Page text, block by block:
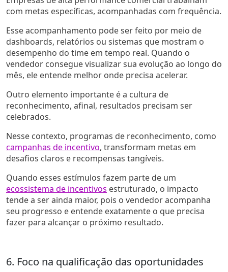
com metas específicas, acompanhadas com frequência.
Esse acompanhamento pode ser feito por meio de
dashboards, relatórios ou sistemas que mostram o
desempenho do time em tempo real. Quando o
vendedor consegue visualizar sua evolução ao longo do
mês, ele entende melhor onde precisa acelerar.
Outro elemento importante é a cultura de
reconhecimento, afinal, resultados precisam ser
celebrados.
Nesse contexto, programas de reconhecimento, como
campanhas de incentivo, transformam metas em
desafios claros e recompensas tangíveis.
Quando esses estímulos fazem parte de um
ecossistema de incentivos estruturado, o impacto
tende a ser ainda maior, pois o vendedor acompanha
seu progresso e entende exatamente o que precisa
fazer para alcançar o próximo resultado.
6. Foco na qualificação das oportunidades